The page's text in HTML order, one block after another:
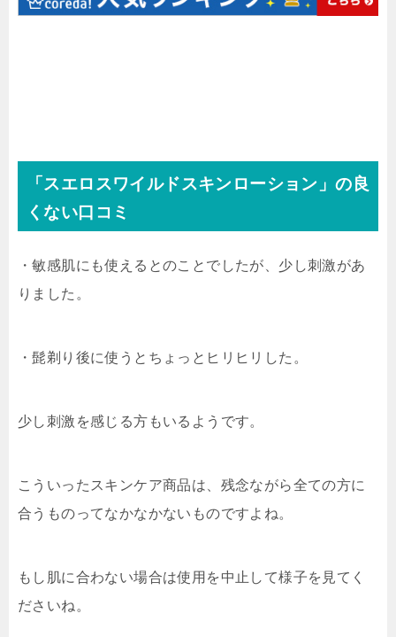
「スエロスワイルドスキンローション」の良
くない口コミ
・敏感肌にも使えるとのことでしたが、少し刺激があ
りました。
・髭剃り後に使うとちょっとヒリヒリした。
少し刺激を感じる方もいるようです。
こういったスキンケア商品は、残念ながら全ての方に
合うものってなかなかないものですよね。
もし肌に合わない場合は使用を中止して様子を見てく
ださいね。